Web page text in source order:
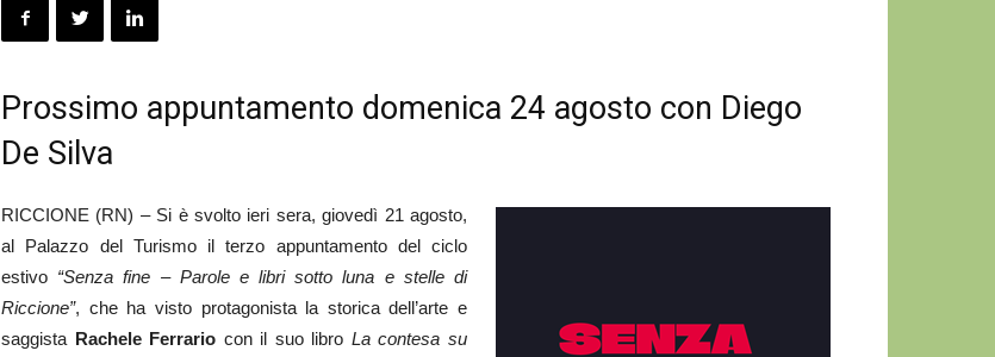
Prossimo appuntamento domenica 24 agosto con Diego
De Silva
RICCIONE (RN) – Si è svolto ieri sera, giovedì 21 agosto,
al Palazzo del Turismo il terzo appuntamento del ciclo
estivo “Senza fine – Parole e libri sotto luna e stelle di
Riccione”, che ha visto protagonista la storica dell’arte e
saggista Rachele Ferrario con il suo libro La contesa su